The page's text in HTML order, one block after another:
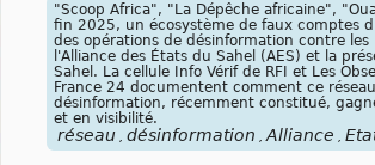
"Scoop Africa", "La Dépêche africaine",
fin 2025, un écosystème de faux comptes
des opérations de désinformation contre les
l'Alliance des États du Sahel (AES) et la
Sahel. La cellule Info Vérif de RFI et Les
France 24 documentent comment ce
désinformation, récemment constitué,
et en visibilité.
réseau , désinformation , Alliance ,